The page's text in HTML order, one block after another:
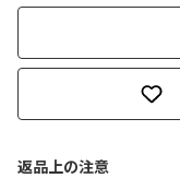
返品上の注意